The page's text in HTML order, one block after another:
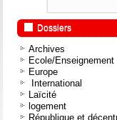
Dossiers
Archives
Ecole/Enseignement
Europe
International
Laïcité
logement
République et